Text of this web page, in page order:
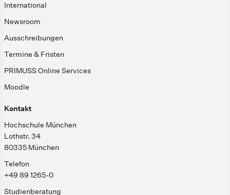
International
Newsroom
Ausschreibungen
Termine & Fristen
PRIMUSS Online Services
Moodle
Kontakt
Hochschule München
Lothstr. 34
80335 München
Telefon
+49 89 1265-0
Studienberatung